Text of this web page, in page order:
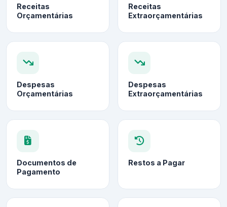
Receitas
Orçamentárias
Receitas
Extraorçamentárias
Despesas
Orçamentárias
Despesas
Extraorçamentárias
Documentos de
Pagamento
Restos a Pagar